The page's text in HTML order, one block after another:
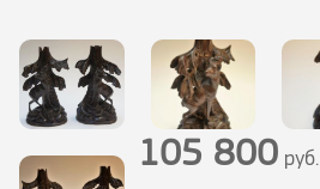
105 800руб.